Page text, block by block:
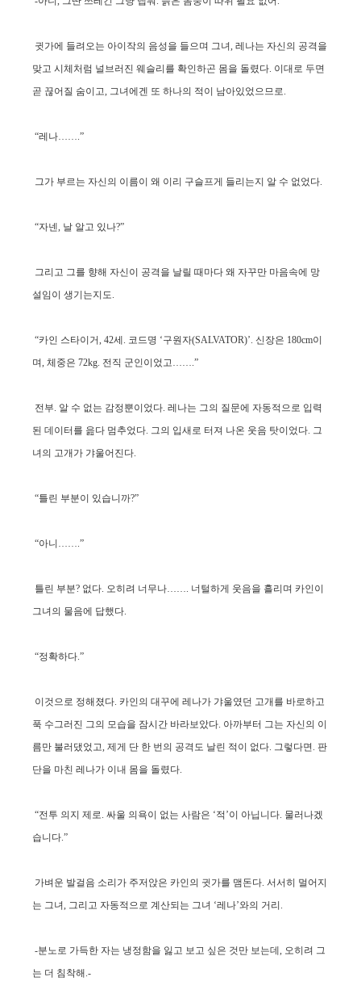
귓가에 들려오는 아이작의 음성을 들으며 그녀, 레나는 자신의 공격을
맞고 시체처럼 널브러진 웨슬리를 확인하곤 몸을 돌렸다. 이대로 두면
곧 끊어질 숨이고, 그녀에겐 또 하나의 적이 남아있었으므로.
“레나…….”
그가 부르는 자신의 이름이 왜 이리 구슬프게 들리는지 알 수 없었다.
“자넨, 날 알고 있나?”
그리고 그를 향해 자신이 공격을 날릴 때마다 왜 자꾸만 마음속에 망
설임이 생기는지도.
“카인 스타이거, 42세. 코드명 ‘구원자(SALVATOR)’. 신장은 180cm이
며, 체중은 72kg. 전직 군인이었고…….”
전부. 알 수 없는 감정뿐이었다. 레나는 그의 질문에 자동적으로 입력
된 데이터를 읊다 멈추었다. 그의 입새로 터져 나온 웃음 탓이었다. 그
녀의 고개가 갸울어진다.
“틀린 부분이 있습니까?”
“아니…….”
틀린 부분? 없다. 오히려 너무나……. 너털하게 웃음을 흘리며 카인이
그녀의 물음에 답했다.
“정확하다.”
이것으로 정해졌다. 카인의 대꾸에 레나가 갸울였던 고개를 바로하고
푹 수그러진 그의 모습을 잠시간 바라보았다. 아까부터 그는 자신의 이
름만 불러댔었고, 제게 단 한 번의 공격도 날린 적이 없다. 그렇다면. 판
단을 마친 레나가 이내 몸을 돌렸다.
“전투 의지 제로. 싸울 의욕이 없는 사람은 ‘적’이 아닙니다. 물러나겠
습니다.”
가벼운 발걸음 소리가 주저앉은 카인의 귓가를 맴돈다. 서서히 멀어지
는 그녀, 그리고 자동적으로 계산되는 그녀 ‘레나’와의 거리.
-분노로 가득한 자는 냉정함을 잃고 보고 싶은 것만 보는데, 오히려 그
는 더 침착해.-